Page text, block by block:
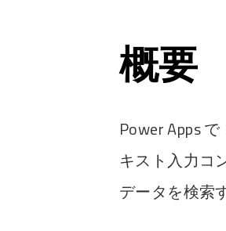
概要
Power Apps
キスト入力コ
データを検索